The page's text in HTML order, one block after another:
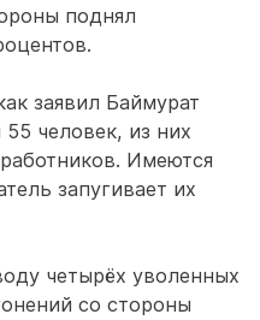
поднял
заявил Баймурат
человек, из них
Имеются
запугивает их
четырёх уволенных
со стороны